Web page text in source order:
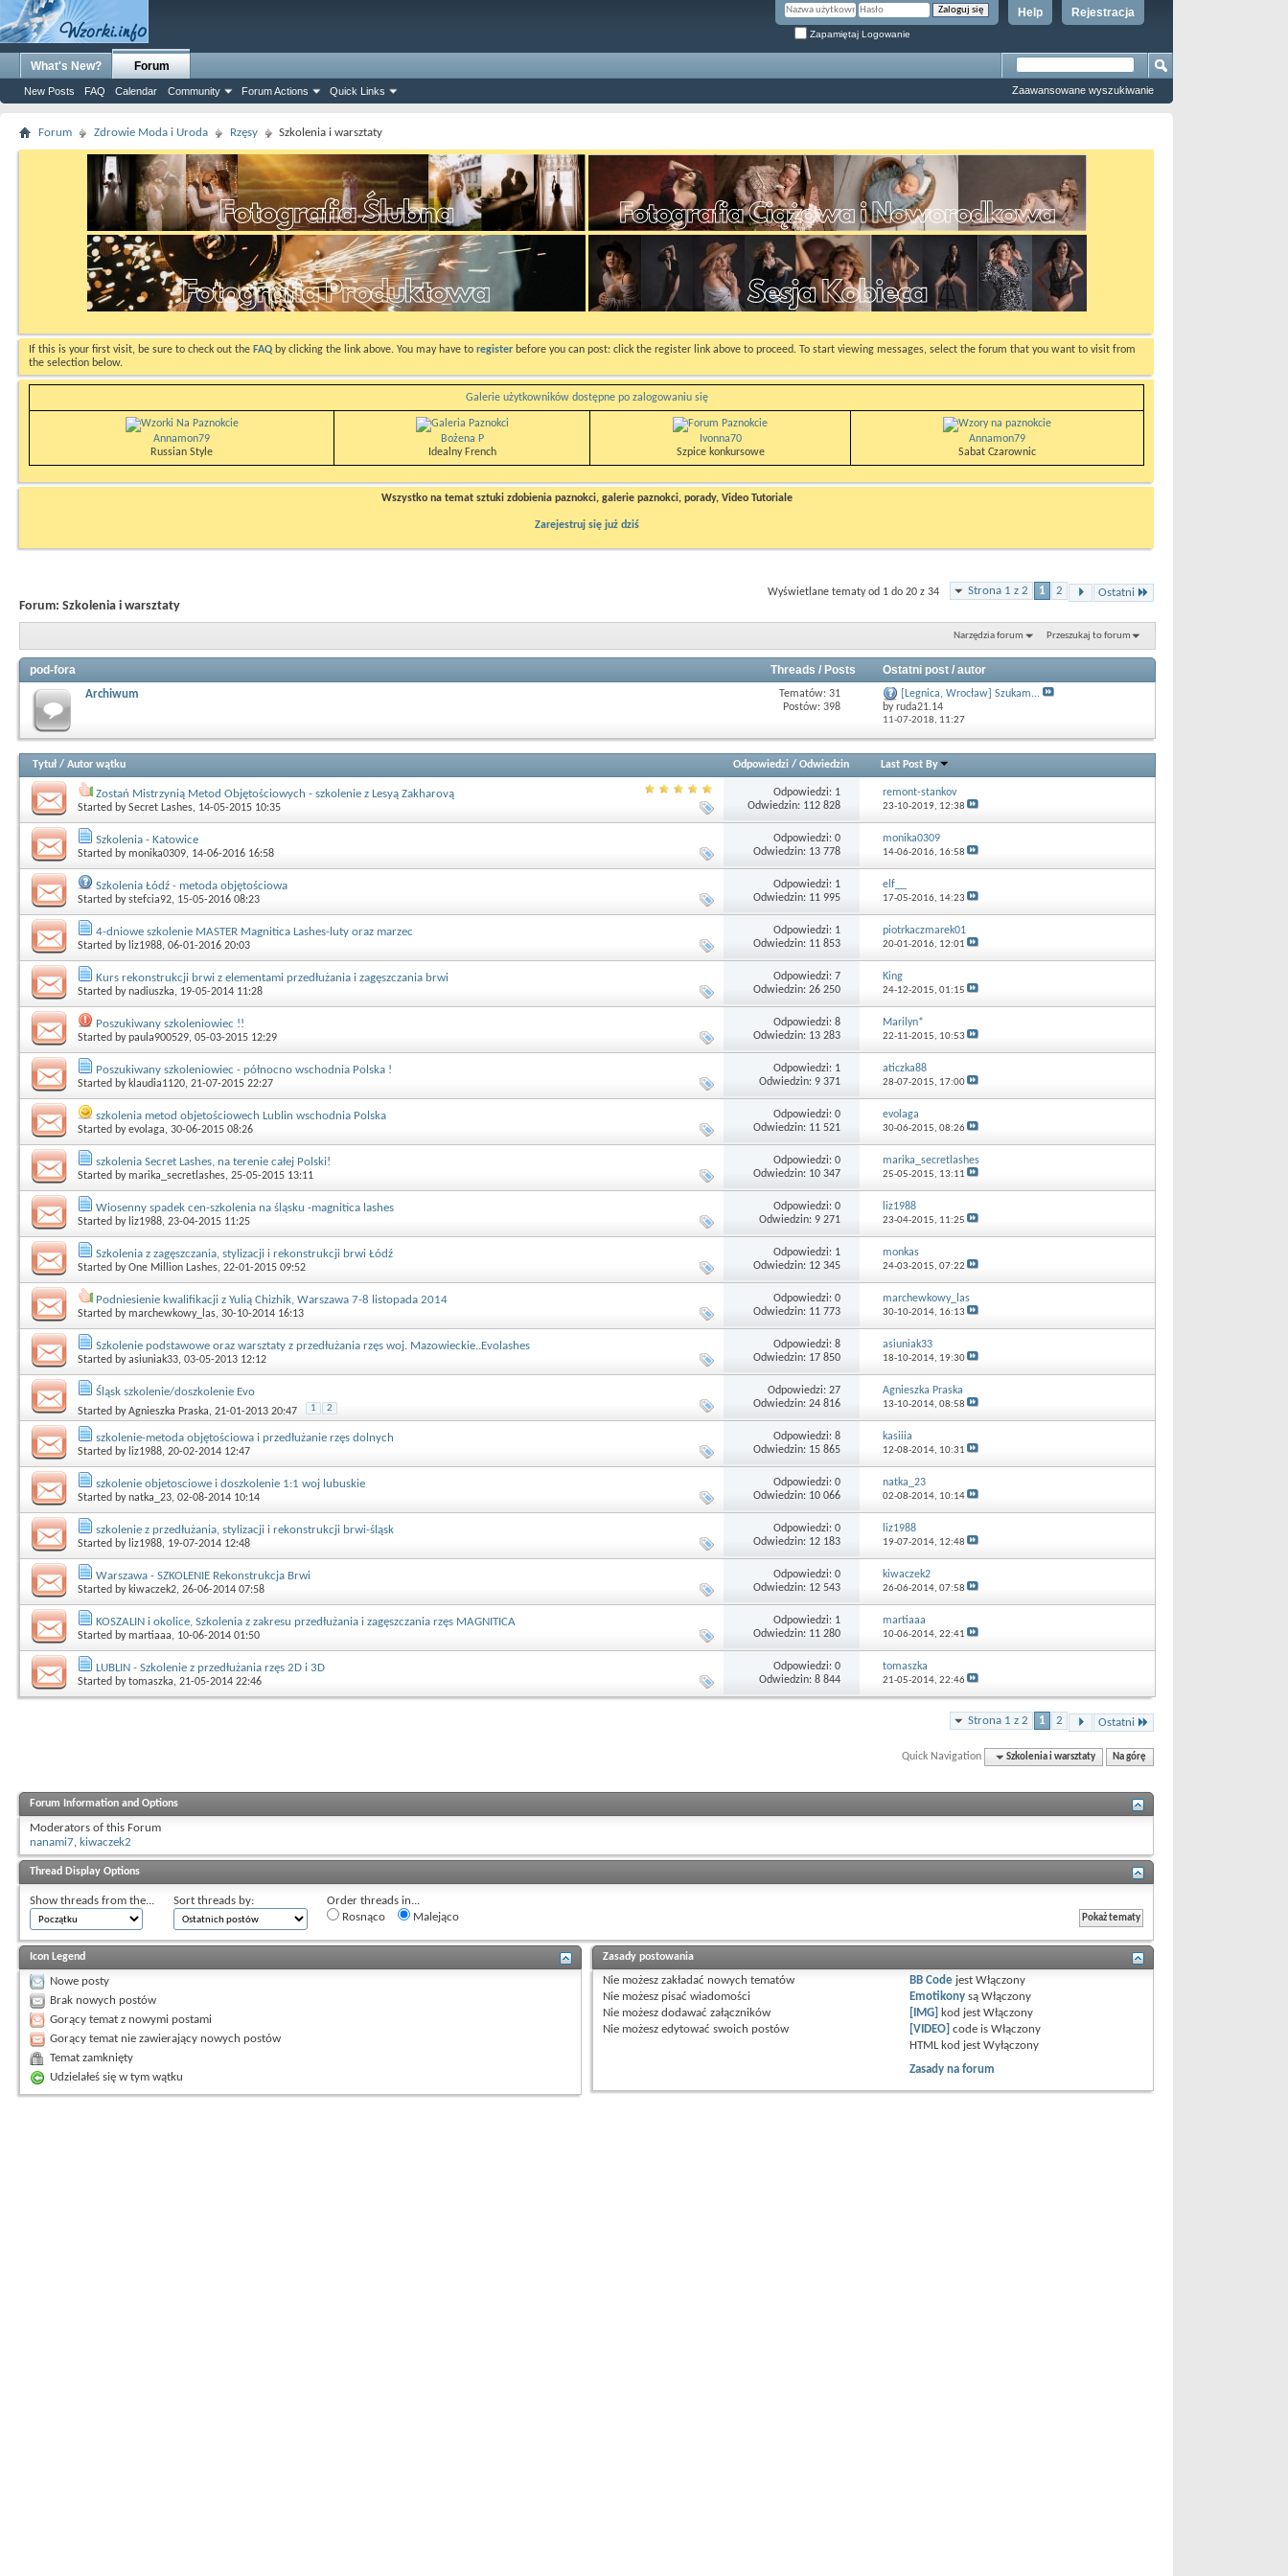
Rejestracja
Help
Zapamiętaj Logowanie
What's New? Forum
New Posts FAQ Calendar Community Forum Actions Quick Links Zaawansowane wyszukiwanie
Forum Zdrowie Moda i Uroda Rzęsy Szkolenia i warsztaty
If this is your first visit, be sure to check out the FAQ by clicking the link above. You may have to register before you can post: click the register link above to proceed. To start viewing messages, select the forum that you want to visit from
the selection below.
Galerie użytkowników dostępne po zalogowaniu się
Annamon79
Russian Style
Bożena P
Idealny French
Ivonna70
Szpice konkursowe
Annamon79
Sabat Czarownic
Wszystko na temat sztuki zdobienia paznokci, galerie paznokci, porady, Video Tutoriale
Zarejestruj się już dziś
Strona 1 z 2 1 2 Ostatni
Wyświetlane tematy od 1 do 20 z 34
Forum: Szkolenia i warsztaty
Narzędzia forum Przeszukaj to forum
pod-fora Threads / Posts Ostatni post / autor
Archiwum
Tematów: 31
Postów: 398
[Legnica, Wrocław] Szukam...
by ruda21.14
11-07-2018, 11:27
Tytuł / Autor wątku Odpowiedzi/ Odwiedzin Last Post By
Zostań Mistrzynią Metod Objętościowych - szkolenie z Lesyą Zakharovą
Started bySecret Lashes, 14-05-2015 10:35
Odpowiedzi: 1
Odwiedzin: 112 828
remont-stankov
23-10-2019, 12:38
Szkolenia - Katowice
Started bymonika0309, 14-06-2016 16:58
Odpowiedzi: 0
Odwiedzin: 13 778
monika0309
14-06-2016, 16:58
Szkolenia Łódź - metoda objętościowa
Started bystefcia92, 15-05-2016 08:23
Odpowiedzi: 1
Odwiedzin: 11 995
elf__
17-05-2016, 14:23
4-dniowe szkolenie MASTER Magnitica Lashes-luty oraz marzec
Started by liz1988, 06-01-2016 20:03
Odpowiedzi: 1
Odwiedzin: 11 853
piotrkaczmarek01
20-01-2016, 12:01
Kurs rekonstrukcji brwi z elementami przedłużania i zagęszczania brwi
Started bynadiuszka, 19-05-2014 11:28
Odpowiedzi: 7
Odwiedzin: 26 250
King
24-12-2015, 01:15
Poszukiwany szkoleniowiec !!
Started bypaula900529, 05-03-2015 12:29
Odpowiedzi: 8
Odwiedzin: 13 283
Marilyn*
22-11-2015, 10:53
Poszukiwany szkoleniowiec - północno wschodnia Polska !
Started by klaudia1120, 21-07-2015 22:27
Odpowiedzi: 1
Odwiedzin: 9 371
aticzka88
28-07-2015, 17:00
szkolenia metod objetościowech Lublin wschodnia Polska
Started byevolaga, 30-06-2015 08:26
Odpowiedzi: 0
Odwiedzin: 11 521
evolaga
30-06-2015, 08:26
szkolenia Secret Lashes, na terenie całej Polski!
Started bymarika_secretlashes, 25-05-2015 13:11
Odpowiedzi: 0
Odwiedzin: 10 347
marika_secretlashes
25-05-2015, 13:11
Wiosenny spadek cen-szkolenia na śląsku -magnitica lashes
Started by liz1988, 23-04-2015 11:25
Odpowiedzi: 0
Odwiedzin: 9 271
liz1988
23-04-2015, 11:25
Szkolenia z zagęszczania, stylizacji i rekonstrukcji brwi Łódź
Started byOne Million Lashes, 22-01-2015 09:52
Odpowiedzi: 1
Odwiedzin: 12 345
monkas
24-03-2015, 07:22
Podniesienie kwalifikacji z Yulią Chizhik, Warszawa 7-8 listopada 2014
Started bymarchewkowy_las, 30-10-2014 16:13
Odpowiedzi: 0
Odwiedzin: 11 773
marchewkowy_las
30-10-2014, 16:13
Szkolenie podstawowe oraz warsztaty z przedłużania rzęs woj. Mazowieckie..Evolashes
Started byasiuniak33, 03-05-2013 12:12
Odpowiedzi: 8
Odwiedzin: 17 850
asiuniak33
18-10-2014, 19:30
Śląsk szkolenie/doszkolenie Evo
Started byAgnieszka Praska, 21-01-2013 20:47 1 2
Odpowiedzi: 27
Odwiedzin: 24 816
Agnieszka Praska
13-10-2014, 08:58
szkolenie-metoda objętościowa i przedłużanie rzęs dolnych
Started by liz1988, 20-02-2014 12:47
Odpowiedzi: 8
Odwiedzin: 15 865
kasiiia
12-08-2014, 10:31
szkolenie objetosciowe i doszkolenie 1:1 woj lubuskie
Started bynatka_23, 02-08-2014 10:14
Odpowiedzi: 0
Odwiedzin: 10 066
natka_23
02-08-2014, 10:14
szkolenie z przedłużania, stylizacji i rekonstrukcji brwi-śląsk
Started by liz1988, 19-07-2014 12:48
Odpowiedzi: 0
Odwiedzin: 12 183
liz1988
19-07-2014, 12:48
Warszawa - SZKOLENIE Rekonstrukcja Brwi
Started by kiwaczek2, 26-06-2014 07:58
Odpowiedzi: 0
Odwiedzin: 12 543
kiwaczek2
26-06-2014, 07:58
KOSZALIN i okolice, Szkolenia z zakresu przedłużania i zagęszczania rzęs MAGNITICA
Started bymartiaaa, 10-06-2014 01:50
Odpowiedzi: 1
Odwiedzin: 11 280
martiaaa
10-06-2014, 22:41
LUBLIN - Szkolenie z przedłużania rzęs 2D i 3D
Started bytomaszka, 21-05-2014 22:46
Odpowiedzi: 0
Odwiedzin: 8 844
tomaszka
21-05-2014, 22:46
Strona 1 z 2 1 2 Ostatni
Quick Navigation Szkolenia i warsztaty Na górę
Forum Information and Options
Moderators of this Forum
nanami7, kiwaczek2
Thread Display Options
Show threads from the... Sort threads by:
Order threads in...
Rosnąco
Malejąco
Icon Legend
Nowe posty
Brak nowych postów
Gorący temat z nowymi postami
Gorący temat nie zawierający nowych postów
Temat zamknięty
Udzielałeś się w tym wątku
Zasady postowania
Nie możeszzakładać nowych tematów
Nie możeszpisać wiadomości
Nie możeszdodawać załączników
Nie możeszedytować swoich postów
BB Code jestWłączony
Emotikony sąWłączony
[IMG] kod jestWłączony
[VIDEO] code isWłączony
HTML kod jestWyłączony
Zasady na forum